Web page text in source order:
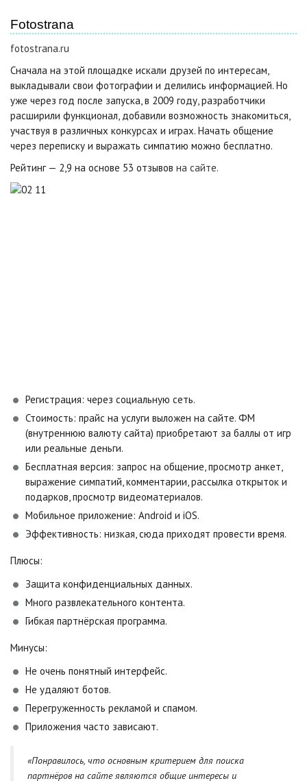
Fotostrana
fotostrana.ru
Сначала на этой площадке искали друзей по интересам,
выкладывали свои фотографии и делились информацией. Но
уже через год после запуска, в 2009 году, разработчики
расширили функционал, добавили возможность знакомиться,
участвуя в различных конкурсах и играх. Начать общение
через переписку и выражать симпатию можно бесплатно.
Рейтинг — 2,9 на основе 53 отзывов на сайте.
Регистрация: через социальную сеть.
Стоимость: прайс на услуги выложен на сайте. ФМ
(внутреннюю валюту сайта) приобретают за баллы от игр
или реальные деньги.
Бесплатная версия: запрос на общение, просмотр анкет,
выражение симпатий, комментарии, рассылка открыток и
подарков, просмотр видеоматериалов.
Мобильное приложение: Android и iOS.
Эффективность: низкая, сюда приходят провести время.
Плюсы:
Защита конфиденциальных данных.
Много развлекательного контента.
Гибкая партнёрская программа.
Минусы:
Не очень понятный интерфейс.
Не удаляют ботов.
Перегруженность рекламой и спамом.
Приложения часто зависают.
«Понравилось, что основным критерием для поиска
партнёров на сайте являются общие интересы и